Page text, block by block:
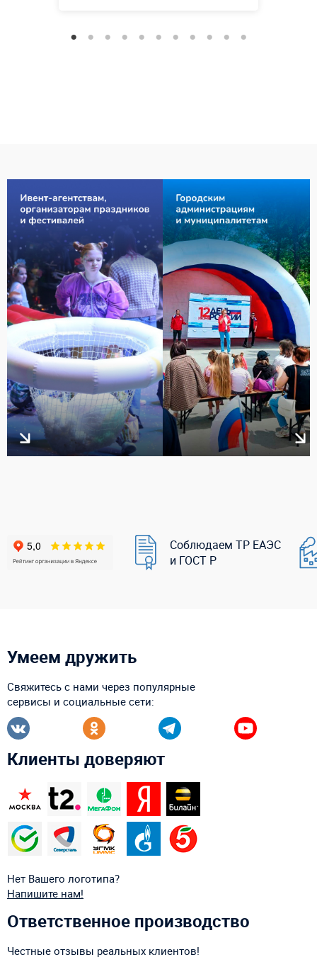
Соблюдаем ТР ЕАЭС
и ГОСТ Р
Умеем дружить
Свяжитесь с нами через популярные
сервисы и социальные сети:
Клиенты доверяют
Нет Вашего логотипа?
Напишите нам!
Ответственное производство
Честные отзывы реальных клиентов!